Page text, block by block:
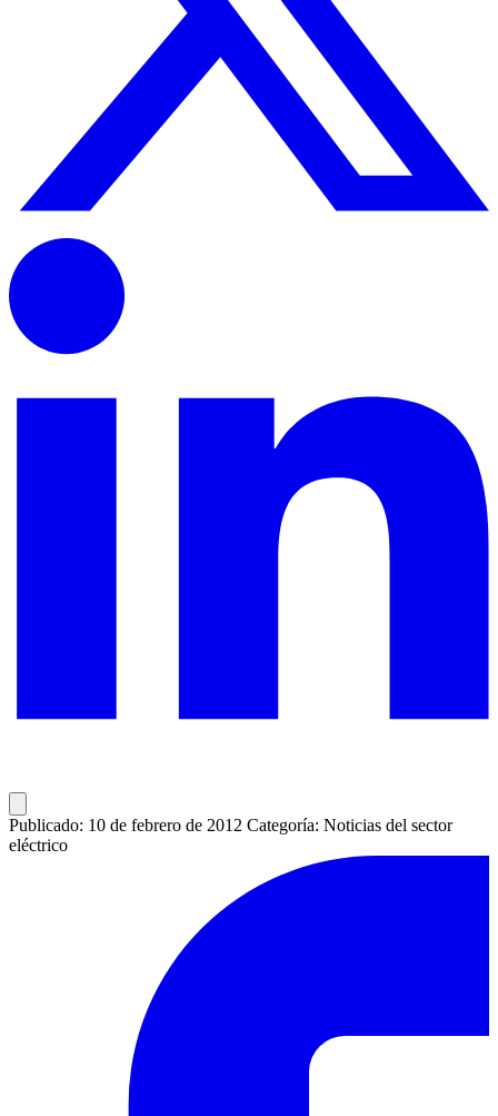
Publicado: 10 de febrero de 2012 Categoría: Noticias del sector
eléctrico